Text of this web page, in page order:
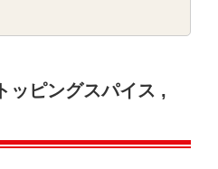
トッピングスパイス ,